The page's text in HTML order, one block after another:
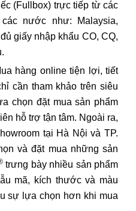
(Fullbox) trực tiếp từ các
nước như: Malaysia,
giấy nhập khẩu CO, CQ,
hàng online tiện lợi, tiết
cần tham khảo trên siêu
chọn đặt mua sản phẩm
hỗ trợ tận tâm. Ngoài ra,
tại Hà Nội và TP.
và đặt mua những sản
trưng bày nhiều sản phẩm
mã, kích thước và màu
sự lựa chọn hơn khi mua